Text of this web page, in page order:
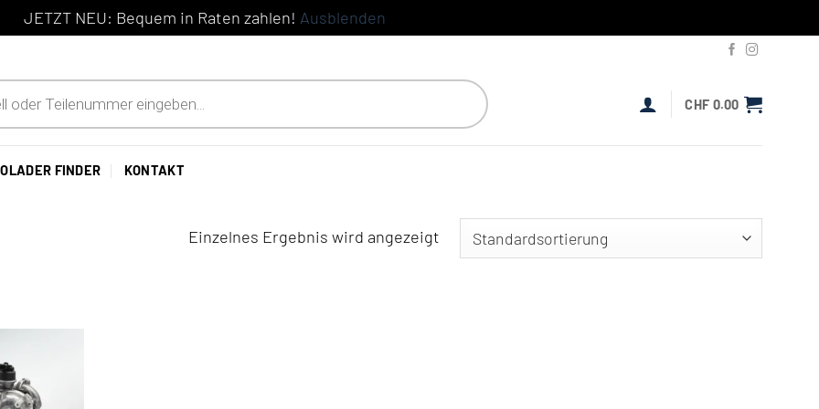
JETZT NEU: Bequem in Raten zahlen! Ausblenden
CHF 0.00
FINDER KONTAKT
Einzelnes Ergebnis wird angezeigt